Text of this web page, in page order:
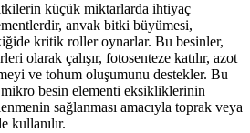
küçük miktarlarda ihtiyaç
anvak bitki büyümesi,
kritik roller oynarlar. Bu besinler,
olarak çalışır, fotosenteze katılır, azot
ve tohum oluşumunu destekler. Bu
besin elementi eksikliklerinin
sağlanması amacıyla toprak veya
kullanılır.